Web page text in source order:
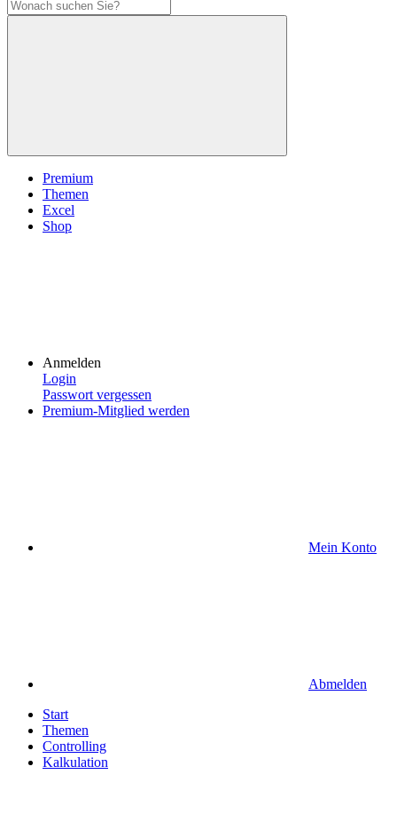
Premium
Themen
Excel
Shop
Anmelden
Login
Passwort vergessen
Premium-Mitglied werden
Mein Konto
Abmelden
Start
Themen
Controlling
Kalkulation